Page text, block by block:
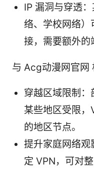
IP 漏洞与穿透
络、学校网络）
接，需要额外的
与 Acg动漫网官网
穿越区域限制
某些地区受限，
的地区节点。
提升家庭网络观
定 VPN，可对